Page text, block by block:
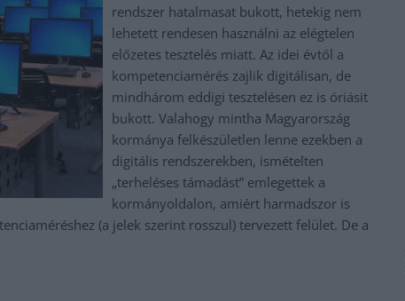
rendszer hatalmasat bukott, hetekig nem
lehetett rendesen használni az elégtelen
előzetes tesztelés miatt. Az idei évtől a
kompetenciamérés zajlik digitálisan, de
mindhárom eddigi tesztelésen ez is óriásit
bukott. Valahogy mintha Magyarország
kormánya felkészületlen lenne ezekben a
digitális rendszerekben, ismételten
„terheléses támadást” emlegettek a
kormányoldalon, amiért harmadszor is
(a jelek szerint rosszul) tervezett felület. De a